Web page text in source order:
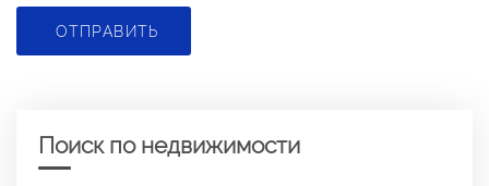
ОТПРАВИТЬ
Поиск по недвижимости